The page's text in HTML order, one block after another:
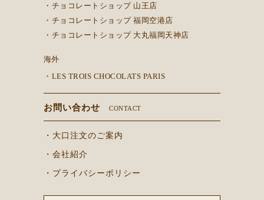
・チョコレートショップ 山王店
・チョコレートショップ 福岡空港店
・チョコレートショップ 大丸福岡天神店
海外
・LES TROIS CHOCOLATS PARIS
お問い合わせ CONTACT
・大口注文のご案内
・会社紹介
・プライバシーポリシー